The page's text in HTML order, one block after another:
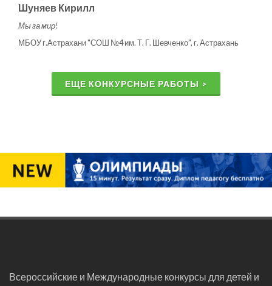
Шуняев Кирилл
Мы за мир!
МБОУ г.Астрахани "СОШ №4 им. Т. Г. Шевченко", г. Астрахань
ЕЩЕ КОНКУРСНЫЕ РАБОТЫ >
Всероссийские и Международные конкурсы для детей и